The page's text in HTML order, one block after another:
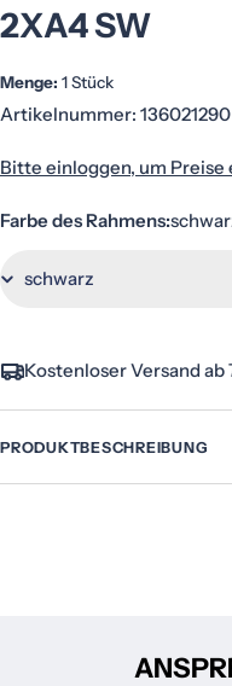
2XA4 SW
Menge: 1 Stück
Artikelnummer: 136021290
Bitte einloggen, um Preise
Farbe des Rahmens:
Kostenloser Versand
PRODUKTBESCHREIBUNG